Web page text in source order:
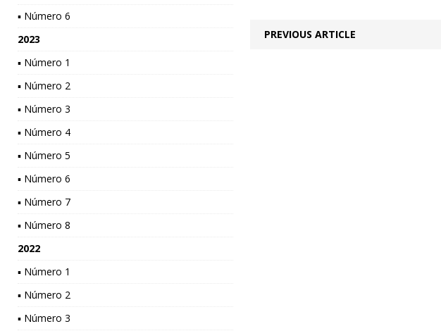
PREVIOUS ARTICLE
▪ Número 6
2023
▪ Número 1
▪ Número 2
▪ Número 3
▪ Número 4
▪ Número 5
▪ Número 6
▪ Número 7
▪ Número 8
2022
▪ Número 1
▪ Número 2
▪ Número 3